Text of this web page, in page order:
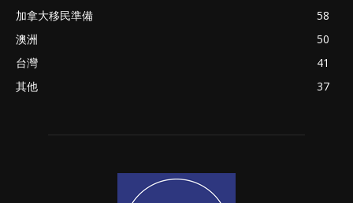
加拿大移民準備
58
澳洲
50
台灣
41
其他
37